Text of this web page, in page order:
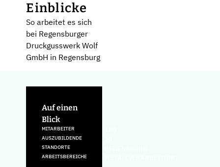
Einblicke
So arbeitet es sich
bei Regensburger
Druckgusswerk Wolf
GmbH in Regensburg
Auf einen
Blick
MITARBEITER
AUSZUBILDENDE
STANDORTE
ARBEITSBEREICHE